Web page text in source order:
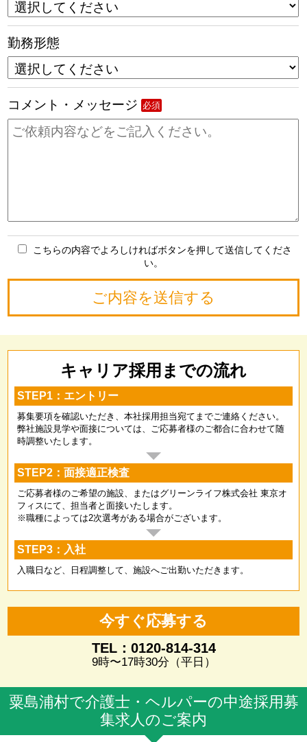
勤務形態
コメント・メッセージ 必須
こちらの内容でよろしければボタンを押して送信してくださ
い。
キャリア採用までの流れ
STEP1：エントリー
募集要項を確認いただき、本社採用担当宛てまでご連絡ください。
弊社施設見学や面接については、ご応募者様のご都合に合わせて随
時調整いたします。
STEP2：面接適正検査
ご応募者様のご希望の施設、またはグリーンライフ株式会社 東京オ
フィスにて、担当者と面接いたします。
※職種によっては2次選考がある場合がございます。
STEP3：入社
入職日など、日程調整して、施設へご出勤いただきます。
今すぐ応募する
TEL：0120-814-314
9時〜17時30分（平日）
粟島浦村で介護士・ヘルパーの中途採用募
集求人のご案内